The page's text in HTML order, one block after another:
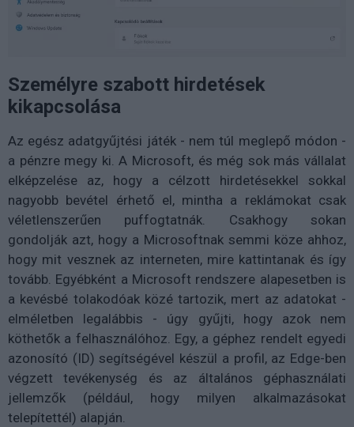
Személyre szabott hirdetések
kikapcsolása
Az egész adatgyűjtési játék - nem túl meglepő módon -
a pénzre megy ki. A Microsoft, és még sok más vállalat
elképzelése az, hogy a célzott hirdetésekkel sokkal
nagyobb bevétel érhető el, mintha a reklámokat csak
véletlenszerűen puffogtatnák. Csakhogy sokan
gondolják azt, hogy a Microsoftnak semmi köze ahhoz,
hogy mit vesznek az interneten, mire kattintanak és így
tovább. Egyébként a Microsoft rendszere alapesetben is
a kevésbé tolakodóak közé tartozik, mert az adatokat -
elméletben legalábbis - úgy gyűjti, hogy azok nem
köthetők a felhasználóhoz. Egy, a géphez rendelt egyedi
azonosító (ID) segítségével készül a profil, az Edge-ben
végzett tevékenység és az általános géphasználati
jellemzők (például, hogy milyen alkalmazásokat
telepítettél) alapján.